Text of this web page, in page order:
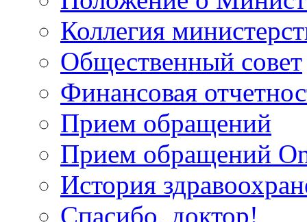
Коллегия
Общественный совет
Финансовая
Прием обращений
Прием обращений
История
Спасибо, доктор!